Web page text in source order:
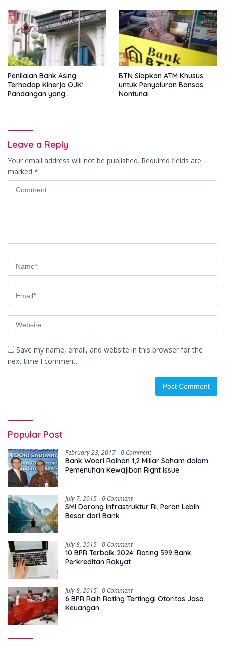
Penilaian Bank Asing
Terhadap Kinerja OJK:
Pandangan yang
BTN Siapkan ATM Khusus
untuk Penyaluran Bansos
Nontunai
Leave a Reply
Your email address will not be published. Required fields are
marked *
Save my name, email, and website in this browser for the
next time I comment.
Popular Post
February 23, 2017 0 Comment
Bank Woori Raihan 1,2 Miliar Saham dalam
Pemenuhan Kewajiban Right Issue
July 7, 2015 0 Comment
SMI Dorong Infrastruktur RI, Peran Lebih
Besar dari Bank
July 8, 2015 0 Comment
10 BPR Terbaik 2024: Rating 599 Bank
Perkreditan Rakyat
July 8, 2015 0 Comment
6 BPR Raih Rating Tertinggi Otoritas Jasa
Keuangan